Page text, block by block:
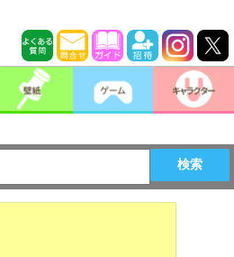
検索